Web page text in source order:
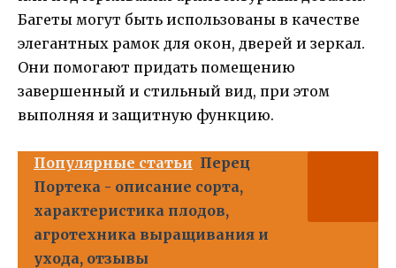
Багеты могут быть использованы в качестве
элегантных рамок для окон, дверей и зеркал.
Они помогают придать помещению
завершенный и стильный вид, при этом
выполняя и защитную функцию.
Популярные статьи Перец
Портека - описание сорта,
характеристика плодов,
агротехника выращивания и
ухода, отзывы